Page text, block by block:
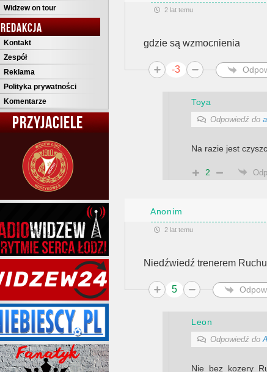
Widzew on tour
REDAKCJA
Kontakt
Zespół
Reklama
Polityka prywatności
Komentarze
PRZYJACIELE
2 lat temu
gdzie są wzmocnienia
-3
Toya
Odpowiedź do
Na razie jest
2
Anonim
2 lat temu
Niedźwiedź trenerem
5
Leon
Odpowiedź do
Nie bez kozery